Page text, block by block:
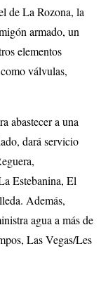
de La Rozona, la
armado, un
elementos
válvulas,
abastecer a una
dará servicio
Estebanina, El
Además,
agua a más de
Las Vegas/Les